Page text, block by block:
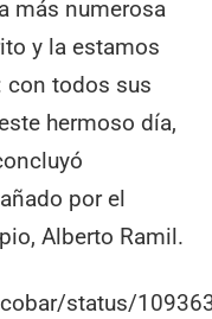
más numerosa
y la estamos
con todos sus
hermoso día,
por el
Alberto Ramil.
status/